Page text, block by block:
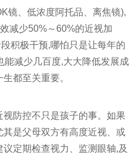
镜、低浓度阿托品、离焦镜),
减少50%～60%的近视加
积极干预,哪怕只是让每年的
能减少几百度,大大降低发展成
都至关重要。
防控不只是孩子的事。如果
是父母双方有高度近视、或
定期检查视力、监测眼轴,及